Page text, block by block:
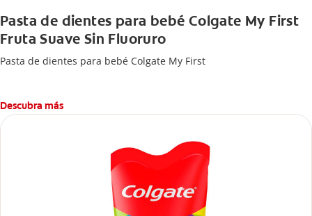
Pasta de dientes para bebé Colgate My First
Fruta Suave Sin Fluoruro
Pasta de dientes para bebé Colgate My First
Descubra más